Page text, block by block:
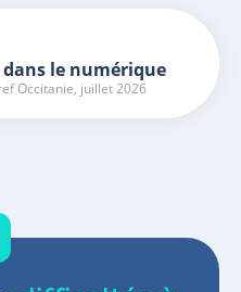
le numérique
Occitanie, juillet 2026